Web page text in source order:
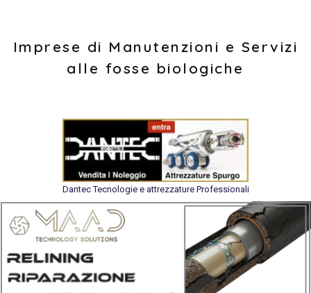
Imprese di Manutenzioni e Servizi
alle fosse biologiche
Dantec Tecnologie e attrezzature Professionali